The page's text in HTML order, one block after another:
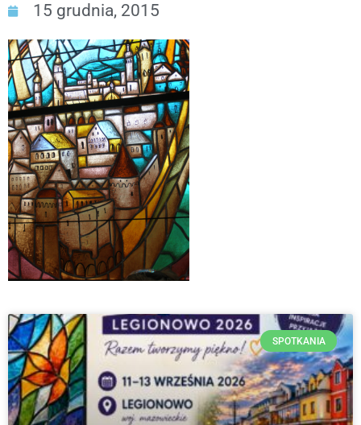
15 grudnia, 2015
SPOTKANIA